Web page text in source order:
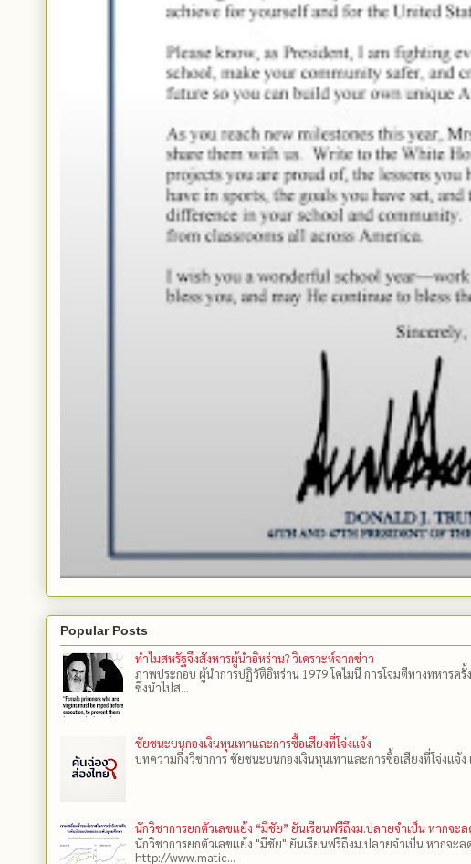
Popular Posts
ทำไมสหรัฐจึงสังหารผู้นำอิหร่าน? วิเคราะห์จากข่าว
ภาพประกอบ ผู้นำการปฏิวัติอิหร่าน 1979 โคไมนี การโจมตีทางทหารค
ซึ่งนำไปส...
ชัยชนะบนกองเงินทุนเทาและการซื้อเสียงที่โจ่งแจ้ง
บทความกึ่งวิชาการ ชัยชนะบนกองเงินทุนเทาและการซื้อเสียงที่โจ่งแจ้ง
นักวิชาการยกตัวเลขแย้ง “มีชัย” ยันเรียนฟรีถึงม.ปลายจำเป็น หากจะ
นักวิชาการยกตัวเลขแย้ง "มีชัย" ยันเรียนฟรีถึงม.ปลายจำเป็น หากจะ
http://www.matic...